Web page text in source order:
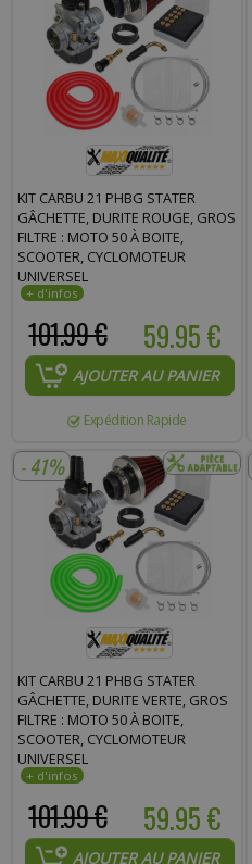
KIT CARBU 21 PHBG STATER
GÂCHETTE, DURITE ROUGE, GROS
FILTRE : MOTO 50 À BOITE,
SCOOTER, CYCLOMOTEUR
UNIVERSEL
59.95 €
101.99 €
AJOUTER AU PANIER
Expédition Rapide
- 41%
KIT CARBU 21 PHBG STATER
GÂCHETTE, DURITE VERTE, GROS
FILTRE : MOTO 50 À BOITE,
SCOOTER, CYCLOMOTEUR
UNIVERSEL
59.95 €
101.99 €
AJOUTER AU PANIER